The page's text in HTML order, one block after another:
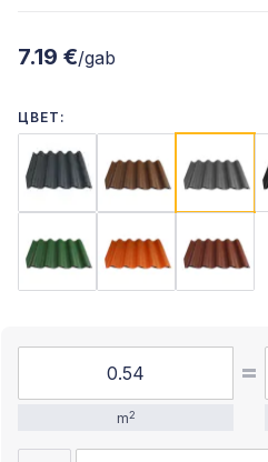
7.19 €/gab
ЦВЕТ:
m2